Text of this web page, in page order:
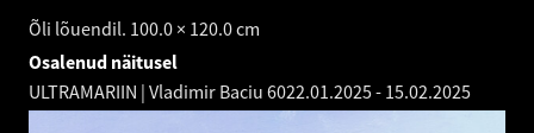
Õli lõuendil. 100.0 × 120.0 cm
Osalenud näitusel
ULTRAMARIIN | Vladimir Baciu 6022.01.2025- 15.02.2025